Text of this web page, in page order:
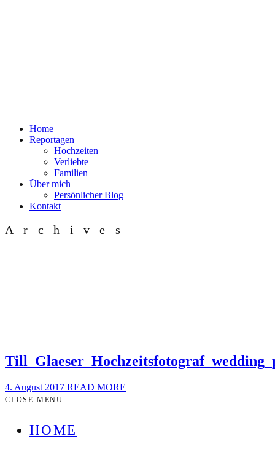
Home
Reportagen
Hochzeiten
Verliebte
Familien
Über mich
Persönlicher Blog
Kontakt
Archives
4. August 2017 READ MORE
CLOSE MENU
HOME